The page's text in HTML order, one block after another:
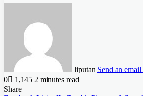
liputan Send an email
0
1,145 2 minutes read
Share